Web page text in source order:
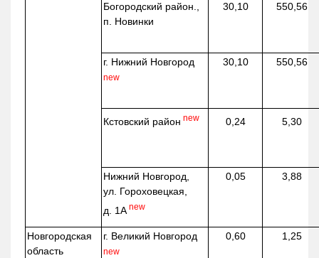
Богородский район.,
п. Новинки
30,10 550,56
г. Нижний Новгород
new
30,10 550,56
Кстовский район new 0,24 5,30
Нижний Новгород,
ул. Гороховецкая,
д. 1А new
0,05 3,88
Новгородская
область
г. Великий Новгород
new
0,60 1,25